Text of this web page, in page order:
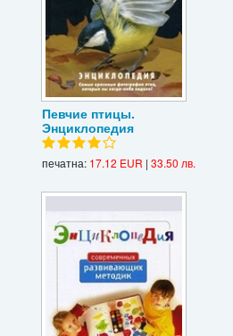
Певчие птицы.
Энциклопедия
печатна: 17.12 EUR | 33.50 лв.